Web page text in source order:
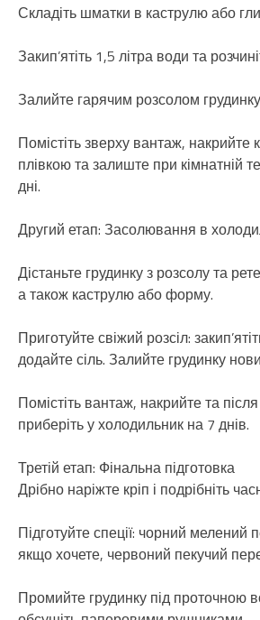
Складіть шматки в каструлю або
Закип’ятіть 1,5 літра води та
Залийте гарячим розсолом
Помістіть зверху вантаж,
плівкою та залиште при кімнатній
дні.
Другий етап: Засолювання в
Дістаньте грудинку з розсолу та
а також каструлю або форму.
Приготуйте свіжий розсіл:
додайте сіль. Залийте грудинку
Помістіть вантаж, накрийте та
приберіть у холодильник на 7 днів.
Третій етап: Фінальна підготовка
Дрібно наріжте кріп і подрібніть
Підготуйте спеції: чорний мелений
якщо хочете, червоний пекучий
Промийте грудинку під проточною